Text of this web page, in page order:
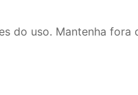
do uso. Mantenha